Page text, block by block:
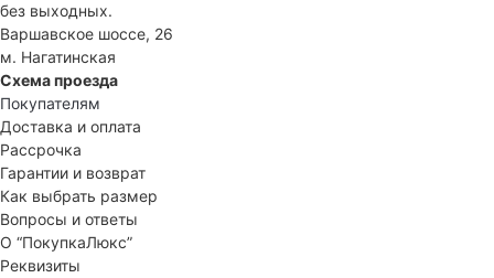
без выходных.
Варшавское шоссе, 26
м. Нагатинская
Схема проезда
Покупателям
Доставка и оплата
Рассрочка
Гарантии и возврат
Как выбрать размер
Вопросы и ответы
О “ПокупкаЛюкс”
Реквизиты